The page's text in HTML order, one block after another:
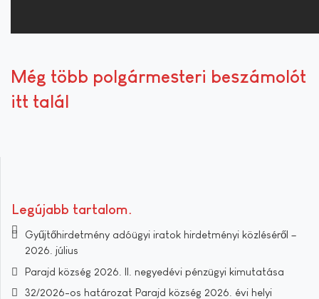
Még több polgármesteri beszámolót
itt talál
Legújabb tartalom
Gyűjtőhirdetmény adóügyi iratok hirdetményi közléséről –
2026. július
Parajd község 2026. II. negyedévi pénzügyi kimutatása
32/2026-os határozat Parajd község 2026. évi helyi